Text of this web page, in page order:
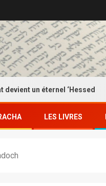
éternel ‘Hessed
LES LIVRES